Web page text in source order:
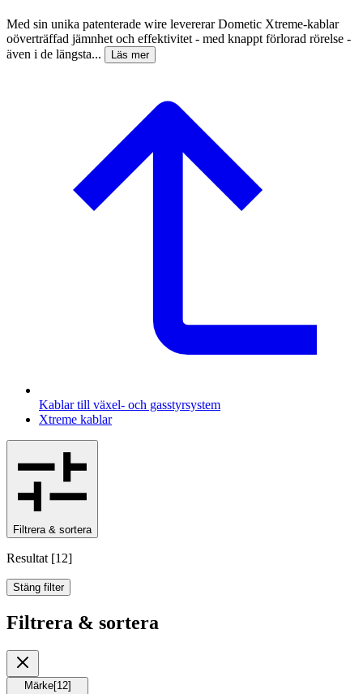
Med sin unika patenterade wire levererar Dometic Xtreme-kablar
oöverträffad jämnhet och effektivitet - med knappt förlorad rörelse -
även i de längsta...
Läs mer
Kablar till växel- och gasstyrsystem
Xtreme kablar
Filtrera & sortera
Resultat [12]
Stäng filter
Filtrera & sortera
Märke[12]